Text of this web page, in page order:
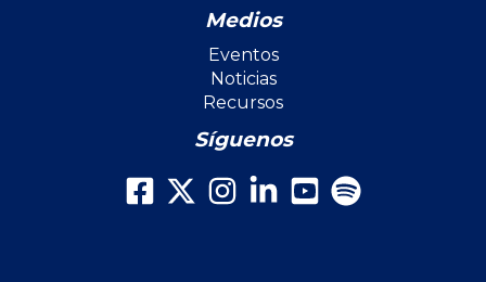
Medios
Eventos
Noticias
Recursos
Síguenos